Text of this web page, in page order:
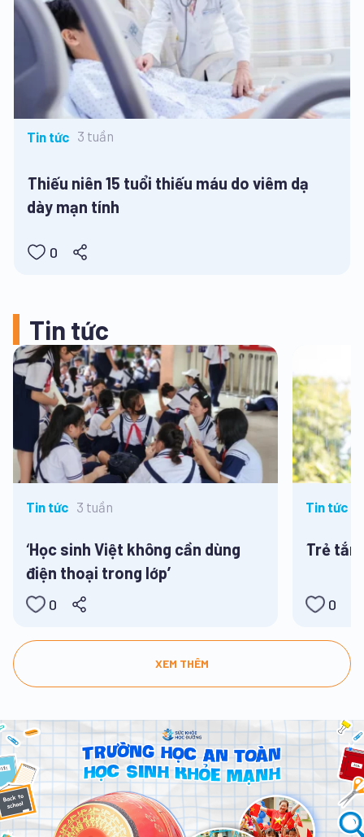
Tin tức 3 tuần
Thiếu niên 15 tuổi thiếu máu do viêm dạ
dày mạn tính
0
Tin tức
Tin tức 3 tuần
‘Học sinh Việt không cần dùng
điện thoại trong lớp’
0
Tin tức
Trẻ
0
XEM THÊM